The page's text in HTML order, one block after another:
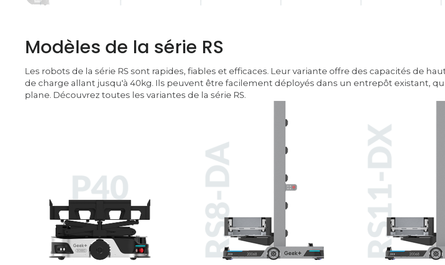
Modèles de la série RS
Les robots de la série RS sont rapides, fiables et efficaces. Leur variante offre des capacités de
de charge allant jusqu'à 40kg. Ils peuvent être facilement déployés dans un entrepôt existant,
plane. Découvrez toutes les variantes de la série RS.